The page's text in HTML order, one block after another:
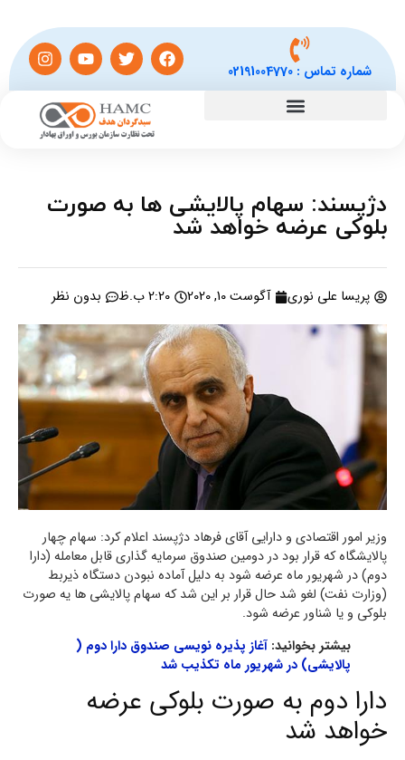
شماره تماس :02191004770
دژپسند: سهام پالایشی ها به صورت
بلوکی عرضه خواهد شد
پریسا علی نوری آگوست 10, 2020 2:20 ب.ظ بدون نظر
وزیر امور اقتصادی و دارایی آقای فرهاد دژپسند اعلام کرد: سهام چهار
پالایشگاه که قرار بود در دومین صندوق سرمایه گذاری قابل معامله (دارا
دوم) در شهریور ماه عرضه شود به دلیل آماده نبودن دستگاه ذیربط
(وزارت نفت) لغو شد حال قرار بر این شد که سهام پالایشی ها یه صورت
بلوکی و یا شناور عرضه شود.
بیشتر بخوانید: آغاز پذیره نویسی صندوق دارا دوم (
پالایشی) در شهریور ماه تکذیب شد
دارا دوم به صورت بلوکی عرضه
خواهد شد